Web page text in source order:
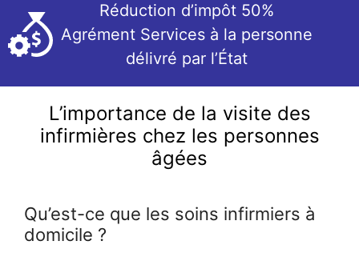
Réduction d’impôt 50%
Agrément Services à la personne
délivré par l’État
L’importance de la visite des
infirmières chez les personnes
âgées
Qu’est-ce que les soins infirmiers à
domicile ?